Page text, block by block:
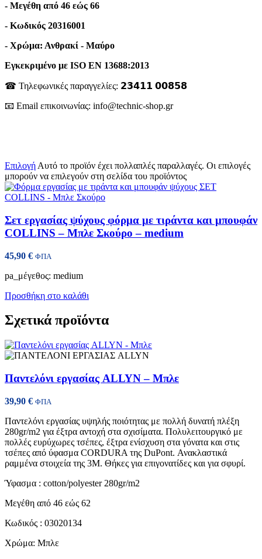
- Μεγέθη από 46 εώς 66
- Κωδικός 20316001
- Χρώμα: Ανθρακί - Μαύρο
Εγκεκριμένο με ISO EN 13688:2013
☎ Τηλεφωνικές παραγγελίες: 𝟮𝟯𝟰𝟭𝟭 𝟬𝟬𝟴𝟱𝟴
📧 Email επικοινωνίας: info@technic-shop.gr
Επιλογή Αυτό το προϊόν έχει πολλαπλές παραλλαγές. Οι επιλογές
μπορούν να επιλεγούν στη σελίδα του προϊόντος
Σετ εργασίας ψύχους φόρμα με τιράντα και μπουφάν
COLLINS – Μπλε Σκούρο – medium
45,90 € ΦΠΑ
pa_μέγεθος: medium
Προσθήκη στο καλάθι
Σχετικά προϊόντα
Παντελόνι εργασίας ALLYN – Μπλε
39,90 € ΦΠΑ
Παντελόνι εργασίας υψηλής ποιότητας με πολλή δυνατή πλέξη
280gr/m2 για έξτρα αντοχή στα σχισίματα. Πολυλειτουργικό με
πολλές ευρύχωρες τσέπες, έξτρα ενίσχυση στα γόνατα και στις
τσέπες από ύφασμα CORDURA της DuPont. Ανακλαστικά
ραμμένα στοιχεία της 3Μ. Θήκες για επιγονατίδες και για σφυρί.
Ύφασμα : cotton/polyester 280gr/m2
Μεγέθη από 46 εώς 62
Κωδικός : 03020134
Χρώμα: Μπλε